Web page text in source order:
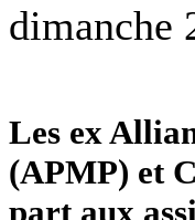
dimanche
Les ex
(APMP) et
part aux